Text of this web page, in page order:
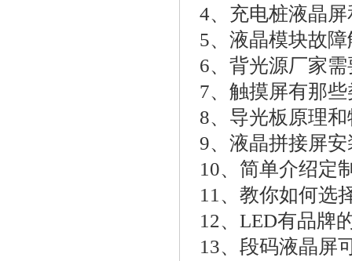
4、 充电桩液晶
5、 液晶模块故
6、 背光源厂家需
7、 触摸屏有那些
8、 导光板原理和
9、 液晶拼接屏
10、 简单介绍定
11、 教你如何选
12、 LED有品牌
13、 段码液晶屏